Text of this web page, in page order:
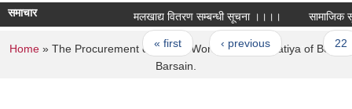
समाचार मलखाद्य वितरण सम्बन्धी सूचना ।।।। सामाजिक
Pages
« first ‹ previous … 22
You are here
Home » The Procurement of R.C.C. Work of Gudari Hatiya of Bode
Barsain.